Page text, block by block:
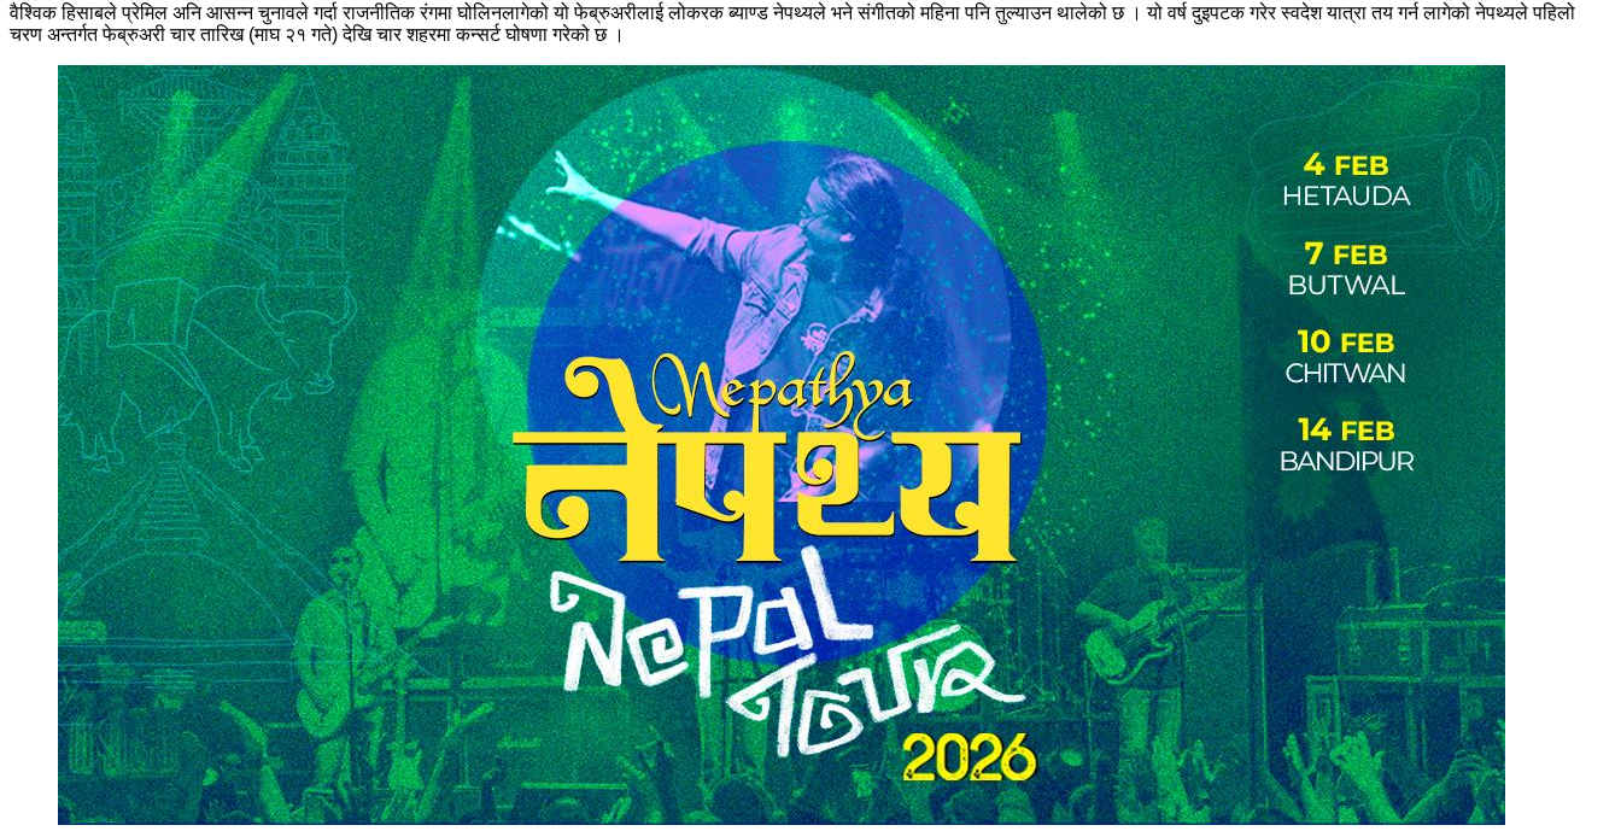
वैश्विक हिसाबले प्रेमिल अनि आसन्न चुनावले गर्दा राजनीतिक रंगमा घोलिनलागेको यो फेब्रुअरीलाई लोकरक ब्याण्ड नेपथ्यले भने संगीतको महिना पनि तुल्याउन थालेको छ । यो वर्ष दुइपटक गरेर स्वदेश यात्रा तय गर्न लागेको नेपथ्यले पहिलो
चरण अन्तर्गत फेब्रुअरी चार तारिख (माघ २१ गते) देखि चार शहरमा कन्सर्ट घोषणा गरेको छ ।